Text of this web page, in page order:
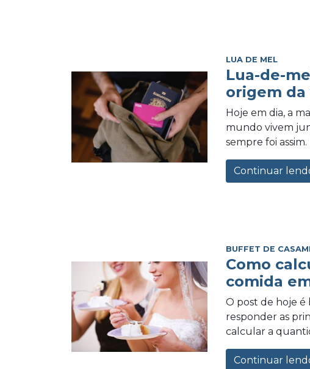
LUA DE MEL
Lua-de-
origem da
Hoje em dia, a
mundo vivem
sempre foi assim.
Continuar
BUFFET DE
Como
comida
O post de hoje é
responder as
calcular a
Continuar